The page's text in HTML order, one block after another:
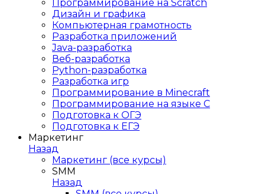
Программирование на Scratch
Дизайн и графика
Компьютерная грамотность
Разработка приложений
Java-разработка
Веб-разработка
Python-разработка
Разработка игр
Программирование в Minecraft
Программирование на языке C
Подготовка к ОГЭ
Подготовка к ЕГЭ
Маркетинг
Назад
Маркетинг (все курсы)
SMM
Назад